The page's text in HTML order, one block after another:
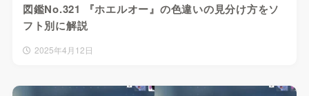
図鑑No.321 『ホエルオー』の色違いの見分け方をソ
フト別に解説
2025年4月12日